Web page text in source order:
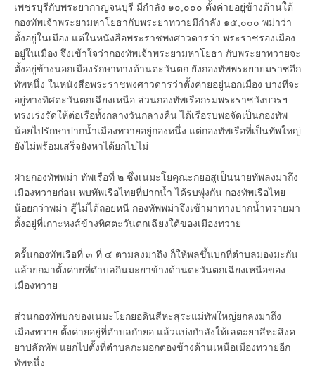
เพชรบุรีกับพระยากาญจนบุรี มีกำลัง ๑๐,๐๐๐ ตั้งค่ายอยู่ข้างด้านใต้
กองทัพเจ้าพระยามหาโยธากับพระยาทวายมีกำลัง ๑๕,๐๐๐ พม่าว่า
ตั้งอยู่ในเมือง แต่ในหนังสือพระราชพงศาวดารว่า พระราชรองเมือง
อยู่ในเมือง จึงเข้าใจว่ากองทัพเจ้าพระยามหาโยธา กับพระยาทวายจะ
ตั้งอยู่ข้างนอกเมืองรักษาทางด้านตะวันตก ยังกองทัพพระยายมราชอีก
ทัพหนึ่ง ในหนังสือพระราชพงศาวดารว่าตั้งค่ายอยู่นอกเมือง บางทีจะ
อยู่ทางทิศตะวันตกเฉียงเหนือ ส่วนกองทัพเรือกรมพระราชวังบวรฯ
ทรงเร่งรัดให้ต่อเรือทั้งกลางวันกลางคืน ได้เรือรบพอจัดเป็นกองทัพ
น้อยไปรักษาปากน้ำเมืองทวายอยู่กองหนึ่ง แต่กองทัพเรือที่เป็นทัพใหญ่
ยังไม่พร้อมเสร็จยังหาได้ยกไปไม่
ฝ่ายกองทัพพม่า ทัพเรือที่ ๒ ซึ่งเนมะโยคุณะกยอสูเป็นนายทัพลงมาถึง
เมืองทวายก่อน พบทัพเรือไทยที่ปากน้ำ ได้รบพุ่งกัน กองทัพเรือไทย
น้อยกว่าพม่า สู้ไม่ได้ถอยหนี กองทัพพม่าจึงเข้ามาทางปากน้ำทวายมา
ตั้งอยู่ที่เกาะหงส์ข้างทิศตะวันตกเฉียงใต้ของเมืองทวาย
ครั้นกองทัพเรือที่ ๓ ที่ ๔ ตามลงมาถึง ก็ให้พลขึ้นบกที่ตำบลมองมะกัน
แล้วยกมาตั้งค่ายที่ตำบลกินมะยาข้างด้านตะวันตกเฉียงเหนือของ
เมืองทวาย
ส่วนกองทัพบกของเนมะโยกยอดินสีหะสุระแม่ทัพใหญ่ยกลงมาถึง
เมืองทวาย ตั้งค่ายอยู่ที่ตำบลกำยอ แล้วแบ่งกำลังให้เลตะยาสีหะสิงค
ยาปลัดทัพ แยกไปตั้งที่ตำบลกะมอกตองข้างด้านเหนือเมืองทวายอีก
ทัพหนึ่ง